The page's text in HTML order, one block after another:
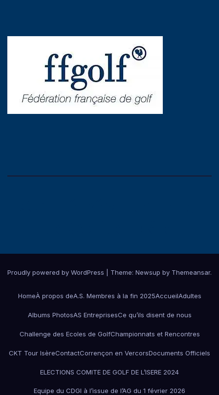
Proudly powered by WordPress Theme: Newsup by Themeansar.
HomeÀ propos deA.S. Membres à la fin 2025AccueilAdultes
Albums PhotosAS EntreprisesCe qu’ils disent de nous
Challenge des Ecoles de GolfChampionnats et Rencontres
CKT Tour IsèreContactCorrençon en VercorsDocuments Officiels
ELECTIONS COMITE DE GOLF DE L’ISERE 2024
Equipe du CDGI à l’issue de l’AG du 1 février 2026